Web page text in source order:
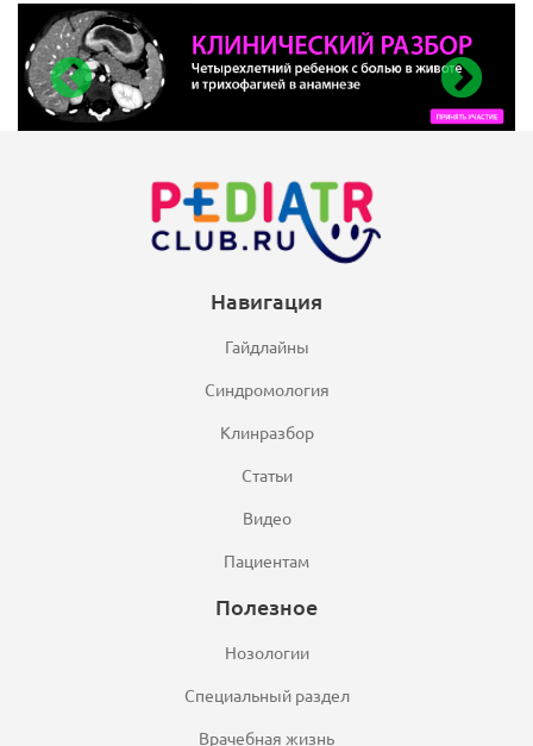
Навигация
Гайдлайны
Синдромология
Клинразбор
Статьи
Видео
Пациентам
Полезное
Нозологии
Специальный раздел
Врачебная жизнь